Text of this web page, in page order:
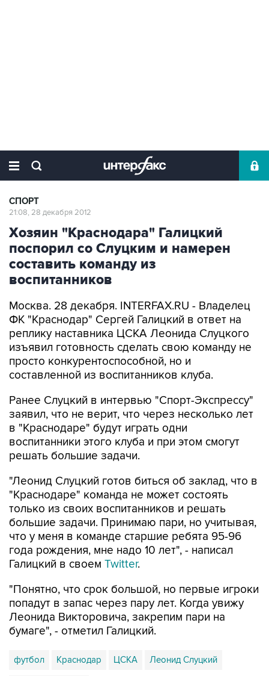
СПОРТ
21:08, 28 декабря 2012
Хозяин "Краснодара" Галицкий
поспорил со Слуцким и намерен
составить команду из
воспитанников
Москва. 28 декабря. INTERFAX.RU - Владелец
ФК "Краснодар" Сергей Галицкий в ответ на
реплику наставника ЦСКА Леонида Слуцкого
изъявил готовность сделать свою команду не
просто конкурентоспособной, но и
составленной из воспитанников клуба.
Ранее Слуцкий в интервью "Спорт-Экспрессу"
заявил, что не верит, что через несколько лет
в "Краснодаре" будут играть одни
воспитанники этого клуба и при этом смогут
решать большие задачи.
"Леонид Слуцкий готов биться об заклад, что в
"Краснодаре" команда не может состоять
только из своих воспитанников и решать
большие задачи. Принимаю пари, но учитывая,
что у меня в команде старшие ребята 95-96
года рождения, мне надо 10 лет", - написал
Галицкий в своем Twitter.
"Понятно, что срок большой, но первые игроки
попадут в запас через пару лет. Когда увижу
Леонида Викторовича, закрепим пари на
бумаге", - отметил Галицкий.
футбол Краснодар ЦСКА Леонид Слуцкий